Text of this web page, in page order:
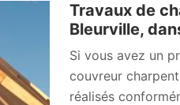
Travaux de
Bleurville,
Si vous avez un
couvreur
réalisés